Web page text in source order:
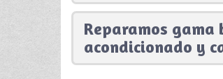
Reparamos gama
acondicionado y